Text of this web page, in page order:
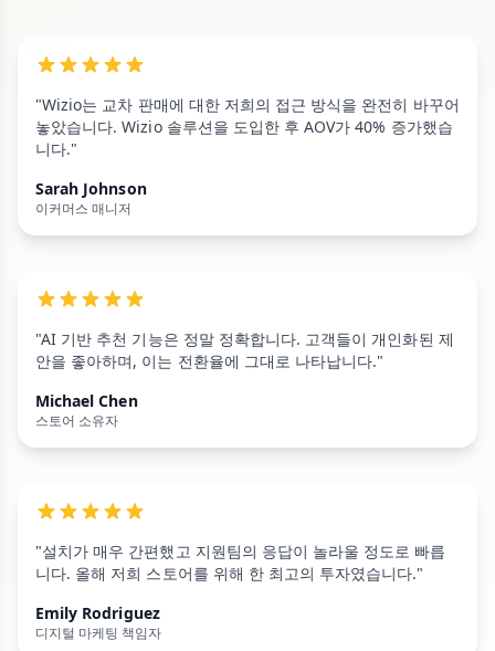
"Wizio는 교차 판매에 대한 저희의 접근 방식을 완전히 바꾸어
놓았습니다. Wizio 솔루션을 도입한 후 AOV가 40% 증가했습
니다."
Sarah Johnson
이커머스 매니저
"AI 기반 추천 기능은 정말 정확합니다. 고객들이 개인화된 제
안을 좋아하며, 이는 전환율에 그대로 나타납니다."
Michael Chen
스토어 소유자
"설치가 매우 간편했고 지원팀의 응답이 놀라울 정도로 빠릅
니다. 올해 저희 스토어를 위해 한 최고의 투자였습니다."
Emily Rodriguez
디지털 마케팅 책임자